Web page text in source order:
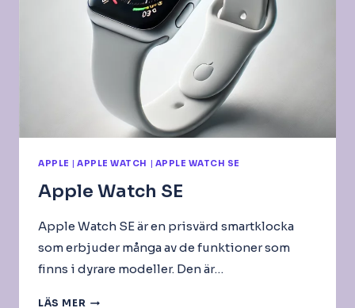
APPLE |APPLE WATCH | APPLE WATCH SE
Apple Watch SE
Apple Watch SE är en prisvärd smartklocka
som erbjuder många av de funktioner som
finns i dyrare modeller. Den är…
LÄS MER APPLE